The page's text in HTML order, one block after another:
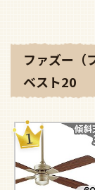
ファズー（
ベスト20